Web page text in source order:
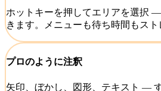
ホットキーを押してエリアを選択
きます。メニューも待ち時間もスト
プロのように注釈
矢印、ぼかし、図形、テキスト —